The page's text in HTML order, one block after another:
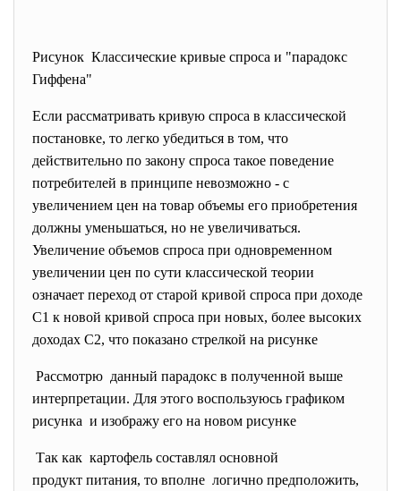
Рисунок Классические кривые спроса и "парадокс
Гиффена"
Если рассматривать кривую спроса в классической
постановке, то легко убедиться в том, что
действительно по закону спроса такое поведение
потребителей в принципе невозможно - с
увеличением цен на товар объемы его приобретения
должны уменьшаться, но не увеличиваться.
Увеличение объемов спроса при одновременном
увеличении цен по сути классической теории
означает переход от старой кривой спроса при доходе
C1 к новой кривой спроса при новых, более высоких
доходах C2, что показано стрелкой на рисунке
Рассмотрю данный парадокс в полученной выше
интерпретации. Для этого воспользуюсь графиком
рисунка и изображу его на новом рисунке
Так как картофель составлял основной
продукт питания, то вполне логично предположить,